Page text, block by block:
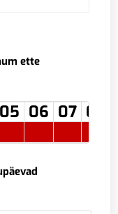
ette
05 06 07 08